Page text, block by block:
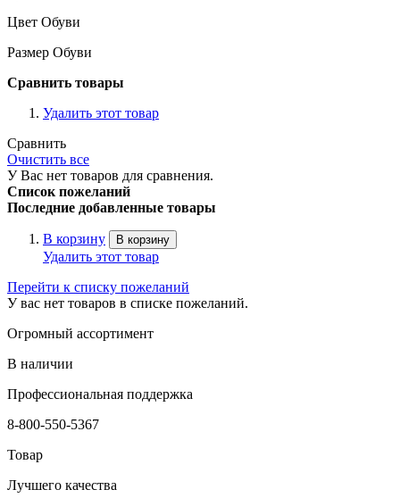
Цвет Обуви
Размер Обуви
Сравнить товары
Удалить этот товар
Сравнить
Очистить все
У Вас нет товаров для сравнения.
Список пожеланий
Последние добавленные товары
В корзину В корзину
Удалить этот товар
Перейти к списку пожеланий
У вас нет товаров в списке пожеланий.
Огромный ассортимент
В наличии
Профессиональная поддержка
8-800-550-5367
Товар
Лучшего качества